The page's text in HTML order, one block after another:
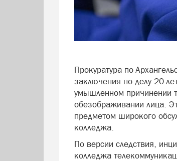
Прокуратура по
заключения по делу 20-
умышленном причинении
обезображивании лица.
предметом широкого
колледжа.
По версии следствия,
колледжа